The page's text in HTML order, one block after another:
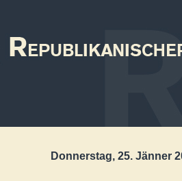
Donnerstag, 25. Jänner